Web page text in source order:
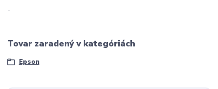
-
Tovar zaradený v kategóriách
Epson